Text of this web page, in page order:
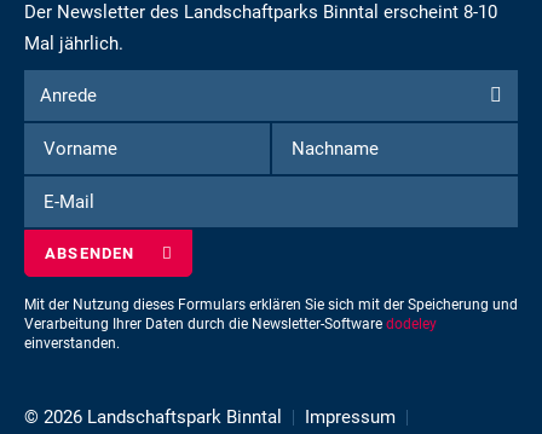
Der Newsletter des Landschaftparks Binntal erscheint 8-10
Mal jährlich.
Formular
um
sich
für
den
einzuschreiben
Anrede
Anrede
Vorname
Nachname
Mail
Mit der Nutzung dieses Formulars erklären Sie sich mit der Speicherung und
Verarbeitung Ihrer Daten durch die Newsletter-Software dodeley
einverstanden.
© 2026 Landschaftspark Binntal Impressum